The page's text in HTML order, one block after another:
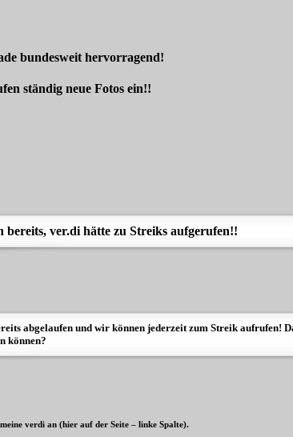
bundesweit hervorragend!
ständig neue Fotos ein!!
bereits, ver.di hätte zu Streiks aufgerufen!!
abgelaufen und wir können jederzeit zum Streik
können?
verdi an (hier auf der Seite – linke Spalte).